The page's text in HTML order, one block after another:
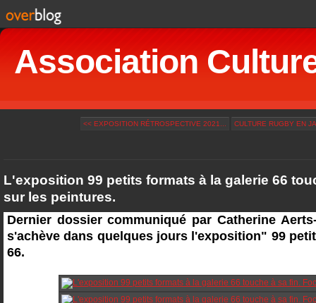
Association
<< EXPOSITION RÉTROSPECTIVE 2021... CULTURE RUGBY EN
L'exposition 99 petits formats à la galerie 66
sur les peintures.
Dernier dossier communiqué par Catherine
s'achève dans quelques jours l'exposition" 99
66.